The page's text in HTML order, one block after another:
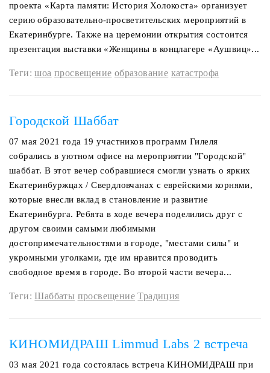
проекта «Карта памяти: История Холокоста» организует
серию образовательно-просветительских мероприятий в
Екатеринбурге. Также на церемонии открытия состоится
презентация выставки «Женщины в концлагере «Аушвиц»...
Теги:шоа просвещение образование катастрофа
Городской Шаббат
07 мая 2021 года 19 участников программ Гилеля
собрались в уютном офисе на мероприятии "Городской"
шаббат. В этот вечер собравшиеся смогли узнать о ярких
Екатеринбуржцах / Свердловчанах с еврейскими корнями,
которые внесли вклад в становление и развитие
Екатеринбурга. Ребята в ходе вечера поделились друг с
другом своими самыми любимыми
достопримечательностями в городе, "местами силы" и
укромными уголками, где им нравится проводить
свободное время в городе. Во второй части вечера...
Теги:Шаббаты просвещение Традиция
КИНОМИДРАШ Limmud Labs 2 встреча
03 мая 2021 года состоялась встреча КИНОМИДРАШ при